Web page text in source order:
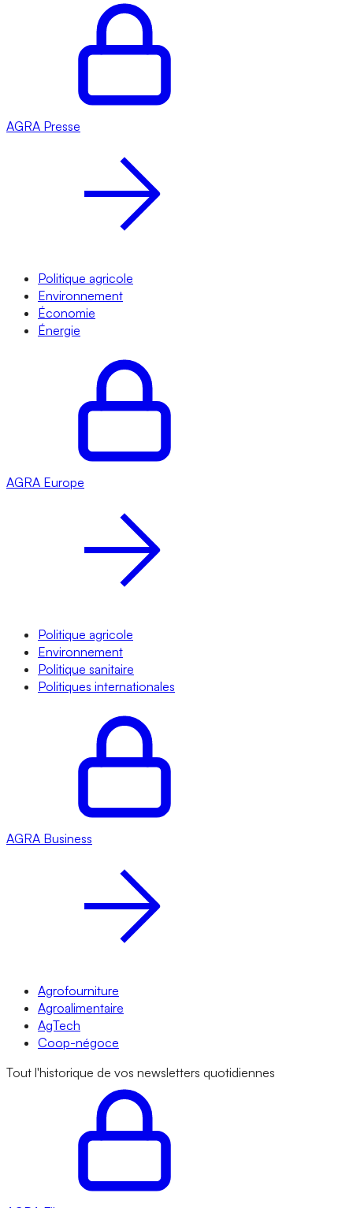
AGRA Presse
Politique agricole
Environnement
Économie
Énergie
AGRA Europe
Politique agricole
Environnement
Politique sanitaire
Politiques internationales
AGRA Business
Agrofourniture
Agroalimentaire
AgTech
Coop-négoce
Tout l'historique de vos newsletters quotidiennes